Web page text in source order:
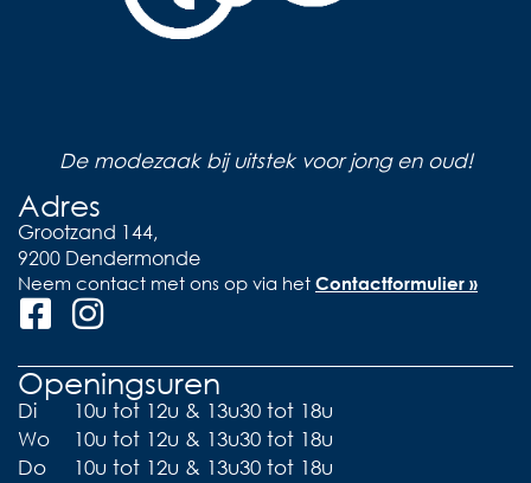
De modezaak bij uitstek voor jong en oud!
Adres
Grootzand 144,
9200 Dendermonde
Neem contact met ons op via het Contactformulier »
Openingsuren
Di
10u tot 12u & 13u30 tot 18u
Wo
10u tot 12u & 13u30 tot 18u
Do
10u tot 12u & 13u30 tot 18u